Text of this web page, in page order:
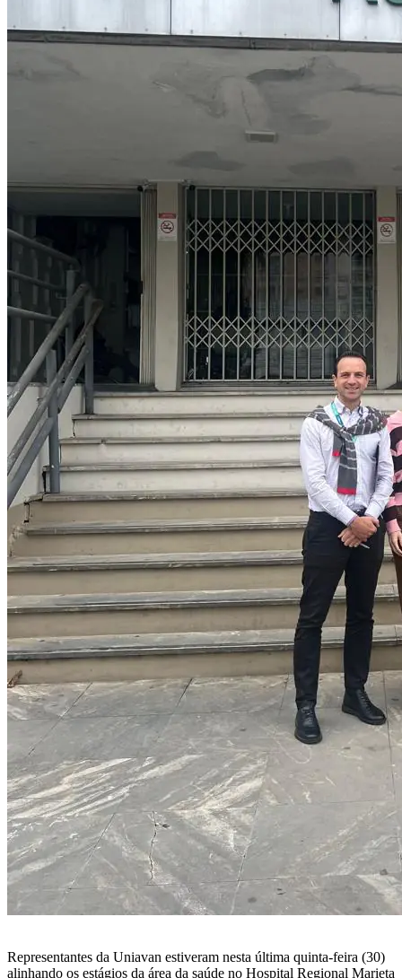
Representantes da Uniavan estiveram nesta última quinta-feira (30)
alinhando os estágios da área da saúde no Hospital Regional Marieta